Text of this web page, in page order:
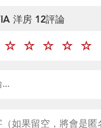
洋房 12評論